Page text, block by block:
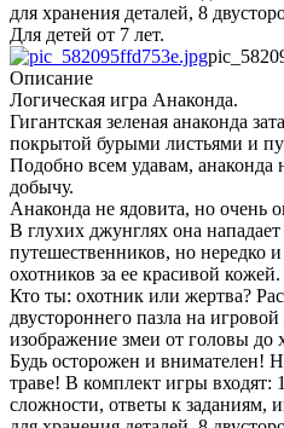
для хранения деталей, 8
Для детей от 7 лет.
Описание
Логическая игра Анаконда.
Гигантская зеленая анаконда
покрытой бурыми листьями и
Подобно всем удавам,
добычу.
Анаконда не ядовита, но очень
В глухих джунглях она
путешественников, но нередко
охотников за ее красивой кожей.
Кто ты: охотник или жертва?
двустороннего пазла на
изображение змеи от головы до
Будь осторожен и внимателен!
траве! В комплект игры входят:
сложности, ответы к заданиям,